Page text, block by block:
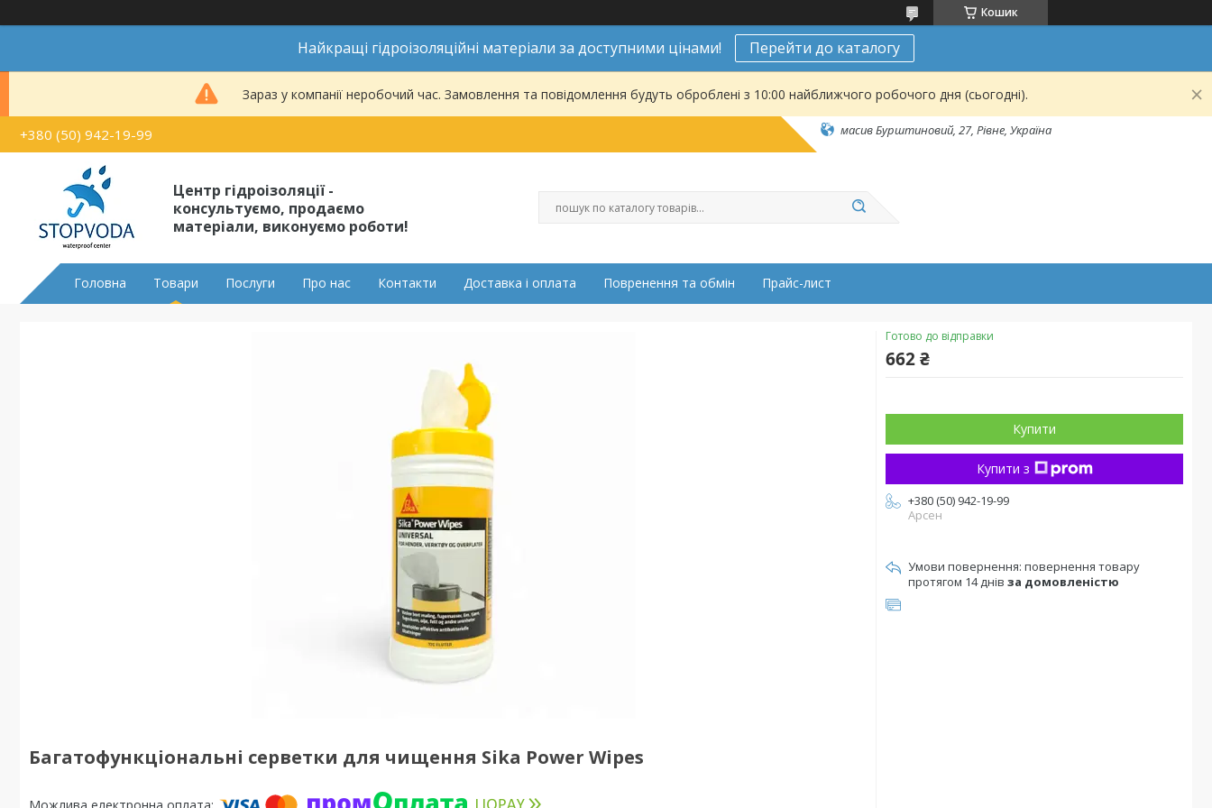
Кошик
Найкращі гідроізоляційні матеріали за доступними цінами! Перейти до каталогу
Зараз у компанії неробочий час. Замовлення та повідомлення будуть оброблені з 10:00 найближчого робочого дня (сьогодні).
+380 (50) 942-19-99 масив Бурштиновий, 27, Рівне, Україна
Центр гідроізоляції -
консультуємо, продаємо
матеріали, виконуємо роботи!
Головна Товари Послуги Про нас Контакти Доставка і оплата Повренення та обмін Прайс-лист
Багатофункціональні серветки для чищення Sika Power Wipes
Готово до відправки
662 ₴
Купити
Купити з
+380 (50) 942-19-99
Арсен
повернення товару
протягом 14 днів за домовленістю